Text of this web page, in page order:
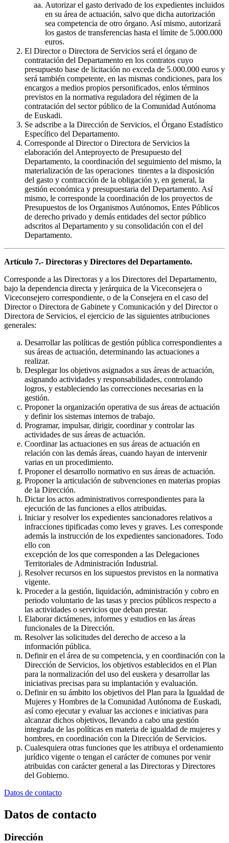
Autorizar el gasto derivado de los expedientes incluidos
en su área de actuación, salvo que dicha autorización
sea competencia de otro órgano. Así mismo, autorizará
los gastos de transferencias hasta el límite de 5.000.000
euros.
El Director o Directora de Servicios será el órgano de
contratación del Departamento en los contratos cuyo
presupuesto base de licitación no exceda de 5.000.000 euros y
será también competente, en las mismas condiciones, para los
encargos a medios propios personificados, enlos términos
previstos en la normativa reguladora del régimen de la
contratación del sector público de la Comunidad Autónoma
de Euskadi.
Se adscribe a la Dirección de Servicios, el Órgano Estadístico
Específico del Departamento.
Corresponde al Director o Directora de Servicios la
elaboración del Anteproyecto de Presupuesto del
Departamento, la coordinación del seguimiento del mismo, la
materialización de las operaciones tinentes a la disposición
del gasto y contracción de la obligación y, en general, la
gestión económica y presupuestaria del Departamento. Así
mismo, le corresponde la coordinación de los proyectos de
Presupuestos de los Organismos Autónomos, Entes Públicos
de derecho privado y demás entidades del sector público
adscritos al Departamento y su consolidación con el del
Departamento.
Artículo 7.- Directoras y Directores del Departamento.
Corresponde a las Directoras y a los Directores del Departamento,
bajo la dependencia directa y jerárquica de la Viceconsejera o
Viceconsejero correspondiente, o de la Consejera en el caso del
Director o Directora de Gabinete y Comunicación y del Director o
Directora de Servicios, el ejercicio de las siguientes atribuciones
generales:
Desarrollar las políticas de gestión pública correspondientes a
sus áreas de actuación, determinando las actuaciones a
realizar.
Desplegar los objetivos asignados a sus áreas de actuación,
asignando actividades y responsabilidades, controlando
logros, y estableciendo las correcciones necesarias en la
gestión.
Proponer la organización operativa de sus áreas de actuación
y definir los sistemas internos de trabajo.
Programar, impulsar, dirigir, coordinar y controlar las
actividades de sus áreas de actuación.
Coordinar las actuaciones en sus áreas de actuación en
relación con las demás áreas, cuando hayan de intervenir
varias en un procedimiento.
Proponer el desarrollo normativo en sus áreas de actuación.
Proponer la articulación de subvenciones en materias propias
de la Dirección.
Dictar los actos administrativos correspondientes para la
ejecución de las funciones a ellos atribuidas.
Iniciar y resolver los expedientes sancionadores relativos a
infracciones tipificadas como leves y graves. Les corresponde
además la instrucción de los expedientes sancionadores. Todo
ello con
excepción de los que corresponden a las Delegaciones
Territoriales de Administración Industrial.
Resolver recursos en los supuestos previstos en la normativa
vigente.
Proceder a la gestión, liquidación, administración y cobro en
periodo voluntario de las tasas y precios públicos respecto a
las actividades o servicios que deban prestar.
Elaborar dictámenes, informes y estudios en las áreas
funcionales de la Dirección.
Resolver las solicitudes del derecho de acceso a la
información pública.
Definir en el área de su competencia, y en coordinación con la
Dirección de Servicios, los objetivos establecidos en el Plan
para la normalización del uso del euskera y desarrollar las
iniciativas precisas para su implantación y evaluación.
Definir en su ámbito los objetivos del Plan para la Igualdad de
Mujeres y Hombres de la Comunidad Autónoma de Euskadi,
así como ejecutar y evaluar las acciones e iniciativas para
alcanzar dichos objetivos, llevando a cabo una gestión
integrada de las políticas en materia de igualdad de mujeres y
hombres, en coordinación con la Dirección de Servicios.
Cualesquiera otras funciones que les atribuya el ordenamiento
jurídico vigente o tengan el carácter de comunes por venir
atribuidas con carácter general a las Directoras y Directores
del Gobierno.
Datos de contacto
Datos de contacto
Dirección